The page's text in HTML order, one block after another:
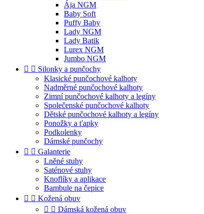
Ája NGM
Baby Soft
Puffy Baby
Lady NGM
Lady Batik
Lurex NGM
Jumbo NGM
  Silonky a punčochy
Klasické punčochové kalhoty
Nadměrné punčochové kalhoty
Zimní punčochové kalhoty a legíny
Společenské punčochové kalhoty
Dětské punčochové kalhoty a legíny
Ponožky a ťapky
Podkolenky
Dámské punčochy
  Galanterie
Lněné stuhy
Saténové stuhy
Knoflíky a aplikace
Bambule na čepice
  Kožená obuv
  Dámská kožená obuv